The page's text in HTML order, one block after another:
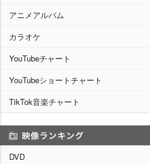
アニメアルバム
カラオケ
YouTubeチャート
YouTubeショートチャート
TikTok音楽チャート
DVD